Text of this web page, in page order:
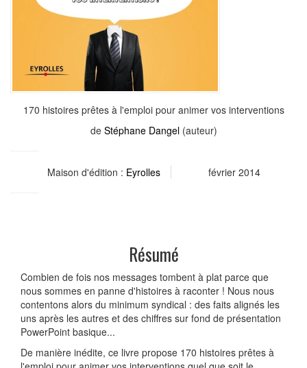
170 histoires prêtes à l'emploi pour animer vos interventions
de Stéphane Dangel(auteur)
Maison d'édition : Eyrolles février 2014
Résumé
Combien de fois nos messages tombent à plat parce que
nous sommes en panne d'histoires à raconter ! Nous nous
contentons alors du minimum syndical : des faits alignés les
uns après les autres et des chiffres sur fond de présentation
PowerPoint basique...
De manière inédite, ce livre propose 170 histoires prêtes à